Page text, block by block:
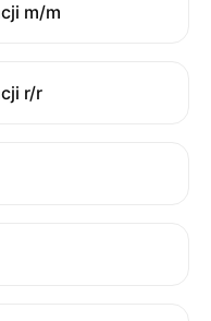
m/m
r/r